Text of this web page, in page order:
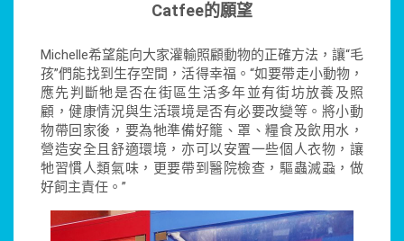
Catfee的願望
Michelle希望能向大家灌輸照顧動物的正確方法，讓“毛
孩”們能找到生存空間，活得幸福。“如要帶走小動物，
應先判斷牠是否在街區生活多年並有街坊放養及照
顧，健康情況與生活環境是否有必要改變等。將小動
物帶回家後，要為牠準備好籠、罩、糧食及飲用水，
營造安全且舒適環境，亦可以安置一些個人衣物，讓
牠習慣人類氣味，更要帶到醫院檢查，驅蟲滅蝨，做
好飼主責任。”